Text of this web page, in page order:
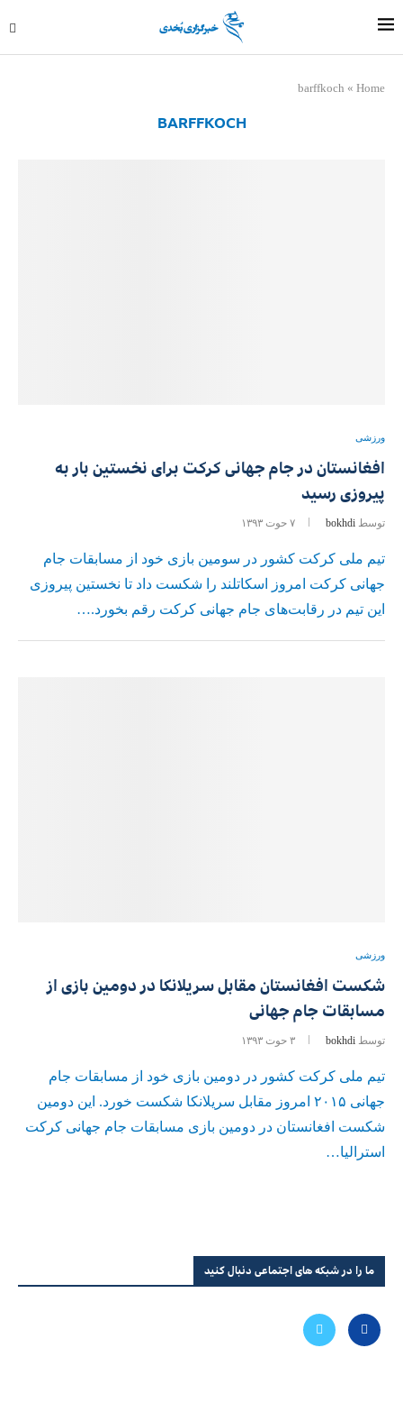
Home
»
barffkoch
BARFFKOCH
ورزشی
افغانستان در جام جهانی کرکت برای نخستین بار به
پیروزی رسید
توسط bokhdi ۷ حوت ۱۳۹۳
تیم ملی کرکت کشور در سومین بازی خود از مسابقات جام
جهانی کرکت امروز اسکاتلند را شکست داد تا نخستین پیروزی
این تیم در رقابت‌های جام جهانی کرکت رقم بخورد.…
ورزشی
شکست افغانستان مقابل سریلانکا در دومین بازی از
مسابقات جام جهانی
توسط bokhdi ۳ حوت ۱۳۹۳
تیم ملی کرکت کشور در دومین بازی خود از مسابقات جام
جهانی ۲۰۱۵ امروز مقابل سریلانکا شکست خورد. این دومین
شکست افغانستان در دومین بازی مسابقات جام جهانی کرکت
استرالیا…
ما را در شبکه های اجتماعی دنبال کنید